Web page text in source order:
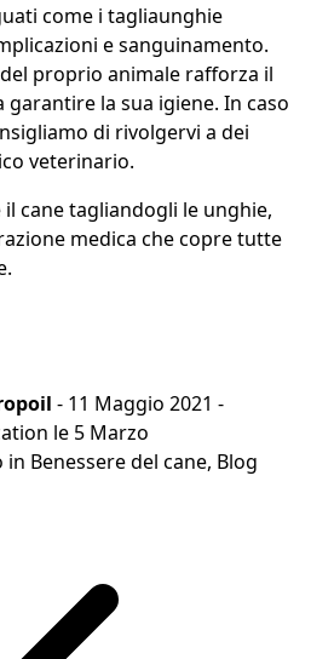
come i tagliaunghie
e sanguinamento.
proprio animale rafforza il
la sua igiene. In caso
di rivolgervi a dei
veterinario.
cane tagliandogli le unghie,
medica che copre tutte
- 11 Maggio 2021 -
le 5 Marzo
in Benessere del cane, Blog